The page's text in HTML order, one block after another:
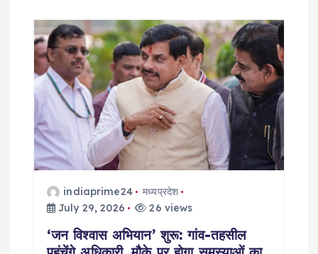
indiaprime24
मध्यप्रदेश
July 29, 2026
26 views
‘जन विश्वास अभियान’ शुरू: गांव-तहसील